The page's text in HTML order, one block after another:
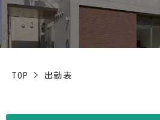
TOP > 出勤表